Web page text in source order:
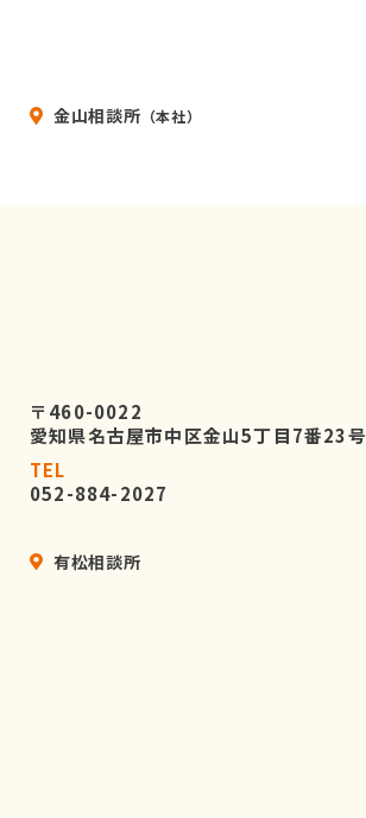
金山相談所 （本社）
〒460-0022
愛知県名古屋市中区金山5丁目7番23号
TEL
052-884-2027
有松相談所